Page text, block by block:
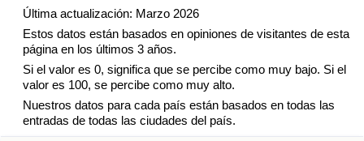
Última actualización: Marzo 2026
Estos datos están basados en opiniones de visitantes de esta
página en los últimos 3 años.
Si el valor es 0, significa que se percibe como muy bajo. Si el
valor es 100, se percibe como muy alto.
Nuestros datos para cada país están basados en todas las
entradas de todas las ciudades del país.
Índice de Contaminación (Actual)
Índice de contaminación
Índice de Contaminación por País